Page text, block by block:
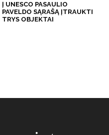
Į UNESCO PASAULIO
PAVELDO SĄRAŠĄ ĮTRAUKTI
TRYS OBJEKTAI